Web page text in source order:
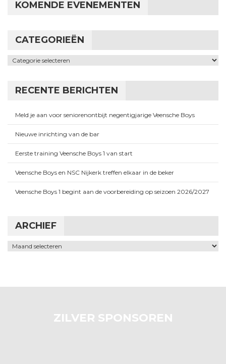
KOMENDE EVENEMENTEN
CATEGORIEËN
Categorieën
RECENTE BERICHTEN
Meld je aan voor seniorenontbijt negentigjarige Veensche Boys
Nieuwe inrichting van de bar
Eerste training Veensche Boys 1 van start
Veensche Boys en NSC Nijkerk treffen elkaar in de beker
Veensche Boys 1 begint aan de voorbereiding op seizoen 2026/2027
ARCHIEF
Archief
ZILVER SPONSOREN